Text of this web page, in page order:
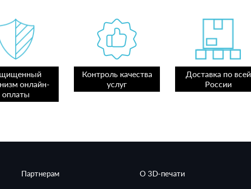
онлайн-
оплаты
Контроль качества
услуг
Доставка по всей
России
Партнерам О 3D-печати